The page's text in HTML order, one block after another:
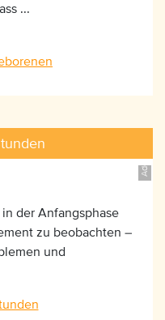
...
AdobeStock_69882774, ©Tatiana Morozova
der Anfangsphase
zu beobachten –
und